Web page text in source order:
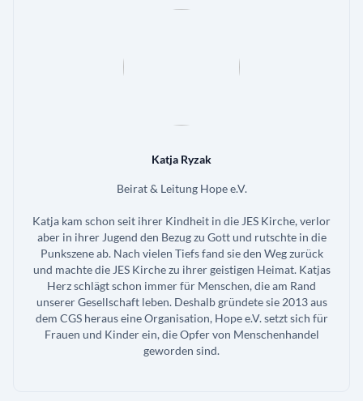
Katja Ryzak
Beirat & Leitung Hope e.V.
Katja kam schon seit ihrer Kindheit in die JES Kirche, verlor
aber in ihrer Jugend den Bezug zu Gott und rutschte in die
Punkszene ab. Nach vielen Tiefs fand sie den Weg zurück
und machte die JES Kirche zu ihrer geistigen Heimat. Katjas
Herz schlägt schon immer für Menschen, die am Rand
unserer Gesellschaft leben. Deshalb gründete sie 2013 aus
dem CGS heraus eine Organisation, Hope e.V. setzt sich für
Frauen und Kinder ein, die Opfer von Menschenhandel
geworden sind.